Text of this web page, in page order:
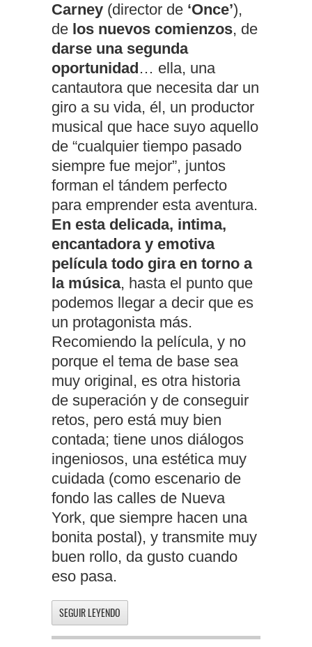
Carney (director de ‘Once’),
de los nuevos comienzos, de
darse una segunda
oportunidad … ella, una
cantautora que necesita dar un
giro a su vida, él, un productor
musical que hace suyo aquello
de “cualquier tiempo pasado
siempre fue mejor”, juntos
forman el tándem perfecto
para emprender esta aventura.
En esta delicada, intima,
encantadora y emotiva
película todo gira en torno a
la música, hasta el punto que
podemos llegar a decir que es
un protagonista más.
Recomiendo la película, y no
porque el tema de base sea
muy original, es otra historia
de superación y de conseguir
retos, pero está muy bien
contada; tiene unos diálogos
ingeniosos, una estética muy
cuidada (como escenario de
fondo las calles de Nueva
York, que siempre hacen una
bonita postal), y transmite muy
buen rollo, da gusto cuando
eso pasa.
SEGUIR LEYENDO